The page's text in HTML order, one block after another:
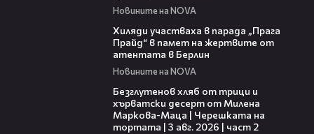
Новините на NOVA
Хиляди участваха в парада „Прага
Прайд“ в памет на жертвите от
атентата в Берлин
Новините на NOVA
Безглутенов хляб от трици и
хърватски десерт от Милена
Маркова-Маца | Черешката на
тортата | 3 авг. 2026 | част 2